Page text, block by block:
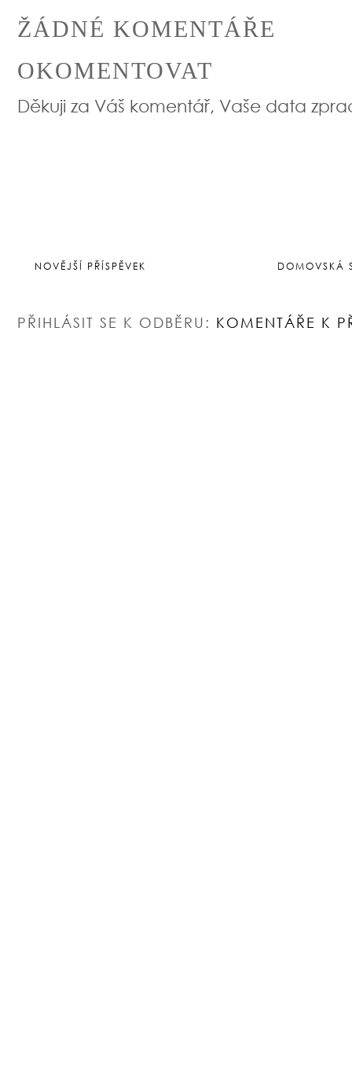
ŽÁDNÉ KOMENTÁŘE
OKOMENTOVAT
Děkuji za Váš komentář, Vaše data
NOVĚJŠÍ PŘÍSPĚVEK DOMOVSKÁ
PŘIHLÁSIT SE K ODBĚRU: KOMENTÁŘE K